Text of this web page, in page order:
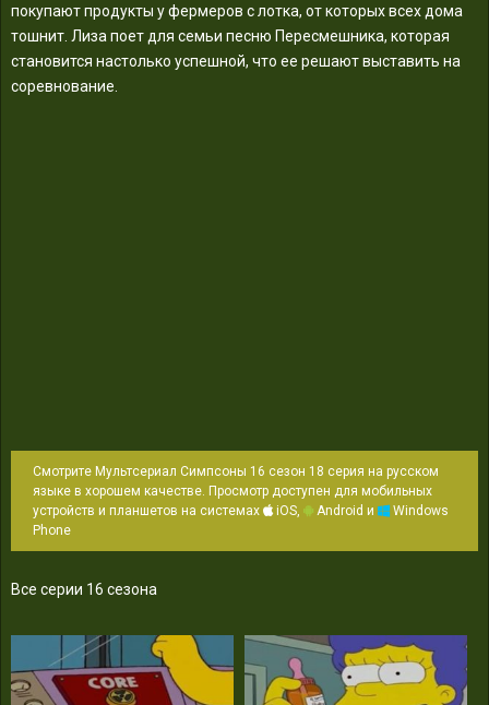
покупают продукты у фермеров с лотка, от которых всех дома
тошнит. Лиза поет для семьи песню Пересмешника, которая
становится настолько успешной, что ее решают выставить на
соревнование.
Смотрите Мультсериал Симпсоны 16 сезон 18 серия на русском
языке в хорошем качестве. Просмотр доступен для мобильных
устройств и планшетов на системах
iOS, Android и
Windows
Phone
Все серии 16 сезона